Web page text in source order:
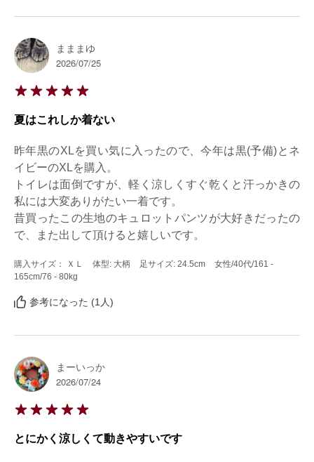
まままゆ
2026/07/25
夏はこれしか着ない
昨年黒のXLを買い気に入ったので、今年は黒(予備)とネ
イビーのXLを購入。
トイレは面倒ですが、軽く涼しくすぐ乾くと汗っかきの
私には大変ありがたい一着です。
昔買ったこの生地のキュロットパンツが大好きだったの
で、また出して頂けると嬉しいです。
購入サイズ： ＸＬ 体型: 大柄 足サイズ: 24.5cm 女性/40代/161 -
165cm/76 - 80kg
参考になった (1人)
まーいっか
2026/07/24
とにかく涼しくて動きやすいです